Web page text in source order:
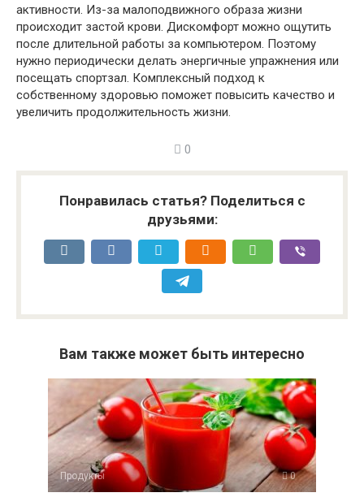
активности. Из-за малоподвижного образа жизни
происходит застой крови. Дискомфорт можно ощутить
после длительной работы за компьютером. Поэтому
нужно периодически делать энергичные упражнения или
посещать спортзал. Комплексный подход к
собственному здоровью поможет повысить качество и
увеличить продолжительность жизни.
0
Понравилась статья? Поделиться с
друзьями:
Вам также может быть интересно
Продукты 0